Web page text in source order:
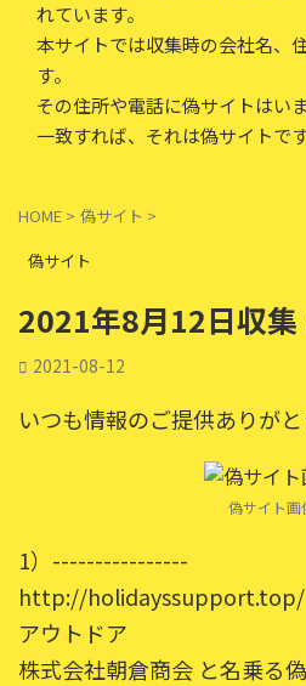
れています。
本サイトでは収集時の会社名、
す。
その住所や電話に偽サイトはい
一致すれば、それは偽サイトです
HOME > 偽サイト >
偽サイト
2021年8月12日収集
2021-08-12
いつも情報のご提供ありがと
偽サイト画
1）----------------
http://holidayssupport.top/
アウトドア
株式会社朝倉商会 と名乗る